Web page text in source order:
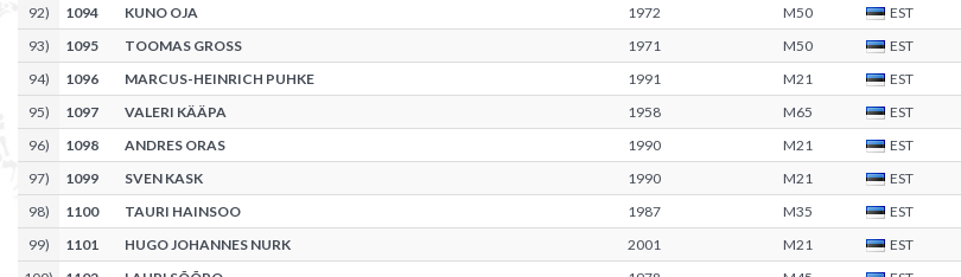
92) 1094 KUNO OJA 1972 M50 EST
93) 1095 TOOMAS GROSS 1971 M50 EST
94) 1096 MARCUS-HEINRICH PUHKE 1991 M21 EST
95) 1097 VALERI KÄÄPA 1958 M65 EST
96) 1098 ANDRES ORAS 1990 M21 EST
97) 1099 SVEN KASK 1990 M21 EST
98) 1100 TAURI HAINSOO 1987 M35 EST
99) 1101 HUGO JOHANNES NURK 2001 M21 EST